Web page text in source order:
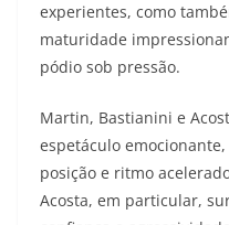
experientes, como
maturidade
pódio sob pressão.
Martin, Bastianini e
espetáculo
posição e ritmo
Acosta, em particular,